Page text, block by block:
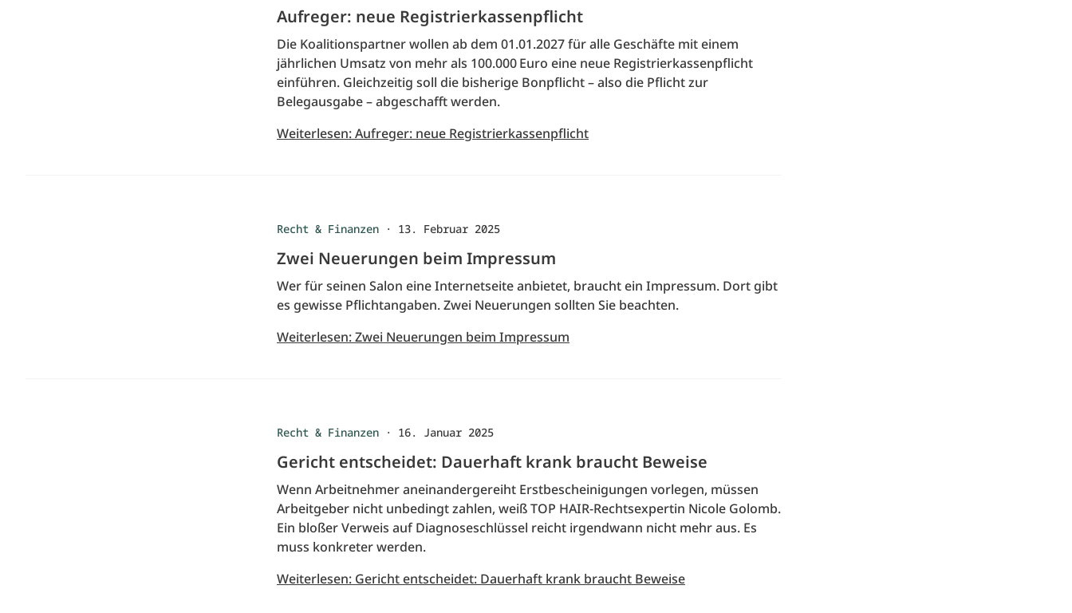
Aufreger: neue Registrierkassenpflicht
Die Koalitionspartner wollen ab dem 01.01.2027 für alle Geschäfte mit einem
jährlichen Umsatz von mehr als 100.000 Euro eine neue Registrierkassenpflicht
einführen. Gleichzeitig soll die bisherige Bonpflicht – also die Pflicht zur
Belegausgabe – abgeschafft werden.
Weiterlesen: Aufreger: neue Registrierkassenpflicht
Recht & Finanzen · 13. Februar 2025
Zwei Neuerungen beim Impressum
Wer für seinen Salon eine Internetseite anbietet, braucht ein Impressum. Dort gibt
es gewisse Pflichtangaben. Zwei Neuerungen sollten Sie beachten.
Weiterlesen: Zwei Neuerungen beim Impressum
Recht & Finanzen · 16. Januar 2025
Gericht entscheidet: Dauerhaft krank braucht Beweise
Wenn Arbeitnehmer aneinandergereiht Erstbescheinigungen vorlegen, müssen
Arbeitgeber nicht unbedingt zahlen, weiß TOP HAIR-Rechtsexpertin Nicole Golomb.
Ein bloßer Verweis auf Diagnoseschlüssel reicht irgendwann nicht mehr aus. Es
muss konkreter werden.
Weiterlesen: Gericht entscheidet: Dauerhaft krank braucht Beweise